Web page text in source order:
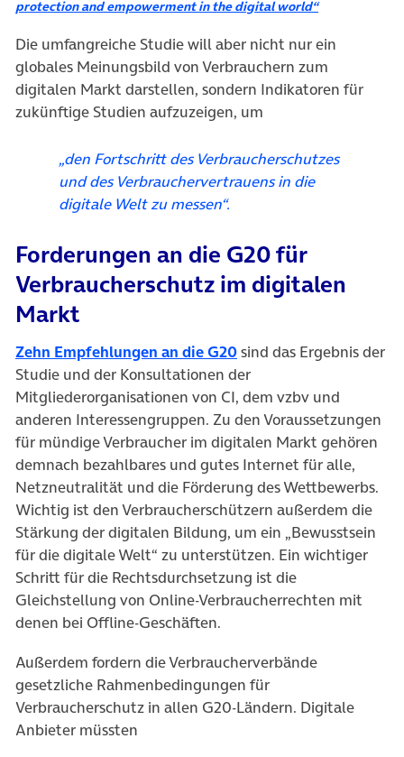
protection and empowerment in the digital world“
Die umfangreiche Studie will aber nicht nur ein
globales Meinungsbild von Verbrauchern zum
digitalen Markt darstellen, sondern Indikatoren für
zukünftige Studien aufzuzeigen, um
„den Fortschritt des Verbraucherschutzes
und des Verbrauchervertrauens in die
digitale Welt zu messen“.
Forderungen an die G20 für
Verbraucherschutz im digitalen
Markt
Zehn Empfehlungen an die G20(öffnet in neuem Tab)
sind das Ergebnis der
Studie und der Konsultationen der
Mitgliederorganisationen von CI, dem vzbv und
anderen Interessengruppen. Zu den Voraussetzungen
für mündige Verbraucher im digitalen Markt gehören
demnach bezahlbares und gutes Internet für alle,
Netzneutralität und die Förderung des Wettbewerbs.
Wichtig ist den Verbraucherschützern außerdem die
Stärkung der digitalen Bildung, um ein „Bewusstsein
für die digitale Welt“ zu unterstützen. Ein wichtiger
Schritt für die Rechtsdurchsetzung ist die
Gleichstellung von Online-Verbraucherrechten mit
denen bei Offline-Geschäften.
Außerdem fordern die Verbraucherverbände
gesetzliche Rahmenbedingungen für
Verbraucherschutz in allen G20-Ländern. Digitale
Anbieter müssten